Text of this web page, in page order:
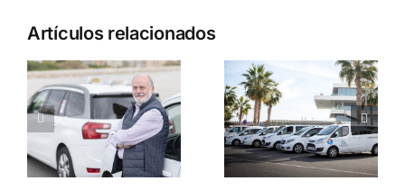
Artículos relacionados
Asamblea
General
Ordinaria
2024
El coche
con más
kilómetros
del mundo
es un taxi y